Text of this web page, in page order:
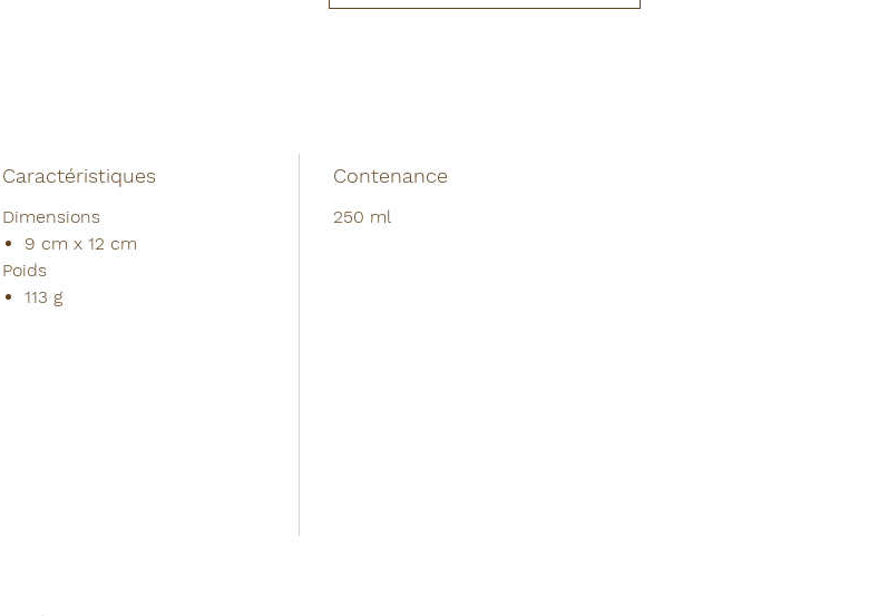
Compatible lave-vaisselle.
Caractéristiques
Dimensions
9 cm x 12 cm
Poids
113 g
Contenance
250 ml